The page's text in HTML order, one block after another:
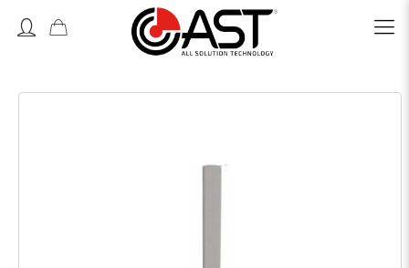
Accedi o Registrati